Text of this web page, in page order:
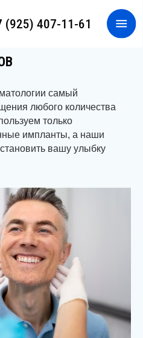
407-11-61
самый
любого количества
только
импланты, а наши
вашу улыбку